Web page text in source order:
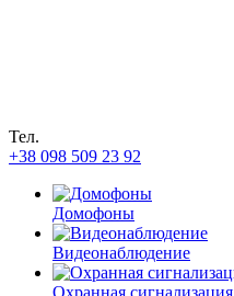
Тел.
+38 098 509 23 92
Домофоны
Видеонаблюдение
Охранная сигнализация